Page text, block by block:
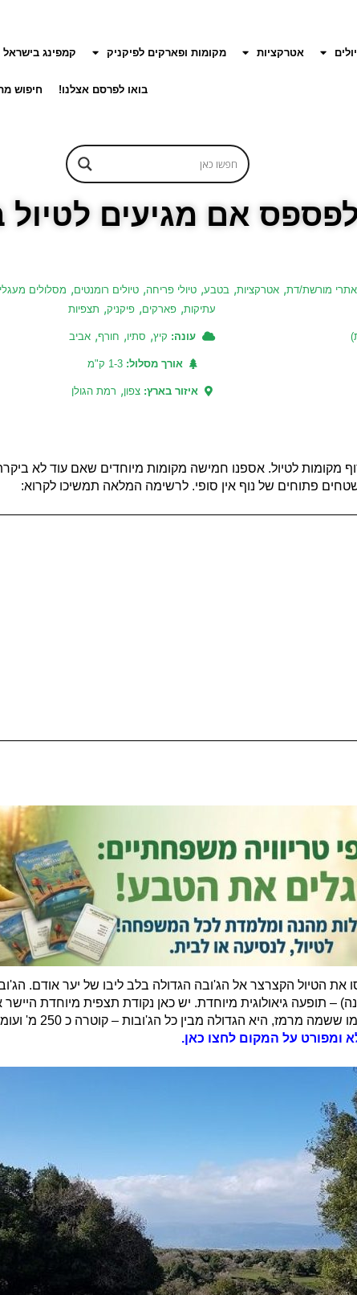
אטרקציות מקומות ופארקים לפיקניק קמפינג בישראל
בואו לפרסם אצלנו! חיפוש
אתרי מורשת/דת, אטרקציות, בטבע, טיולי פריחה, טיולים רומנטים, מסלולים
עתיקות, פארקים, פיקניק, תצפיות
עונה: קיץ, סתיו, חורף, אביב
אורך מסלול:1-3 ק"מ
איזור בארץ: צפון, רמת הגולן
מקומות לטיול. אספנו חמישה מקומות מיוחדים שאם עוד לא
פתוחים של נוף אין סופי. לרשימה המלאה תמשיכו לקרוא:
הטיול הקצרצר אל הג'ובה הגדולה בלב ליבו של יער אודם.
יש כאן נקודת תצפית מיוחדת
ומפורט על המקום לחצו כאן.